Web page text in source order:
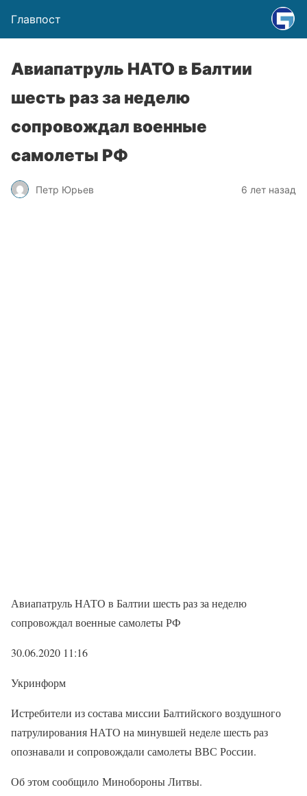
Главпост
Авиапатруль НАТО в Балтии
шесть раз за неделю
сопровождал военные
самолеты РФ
Петр Юрьев 6 лет назад
Авиапатруль НАТО в Балтии шесть раз за неделю
сопровождал военные самолеты РФ
30.06.2020 11:16
Укринформ
Истребители из состава миссии Балтийского воздушного
патрулирования НАТО на минувшей неделе шесть раз
опознавали и сопровождали самолеты ВВС России.
Об этом сообщило Минобороны Литвы.